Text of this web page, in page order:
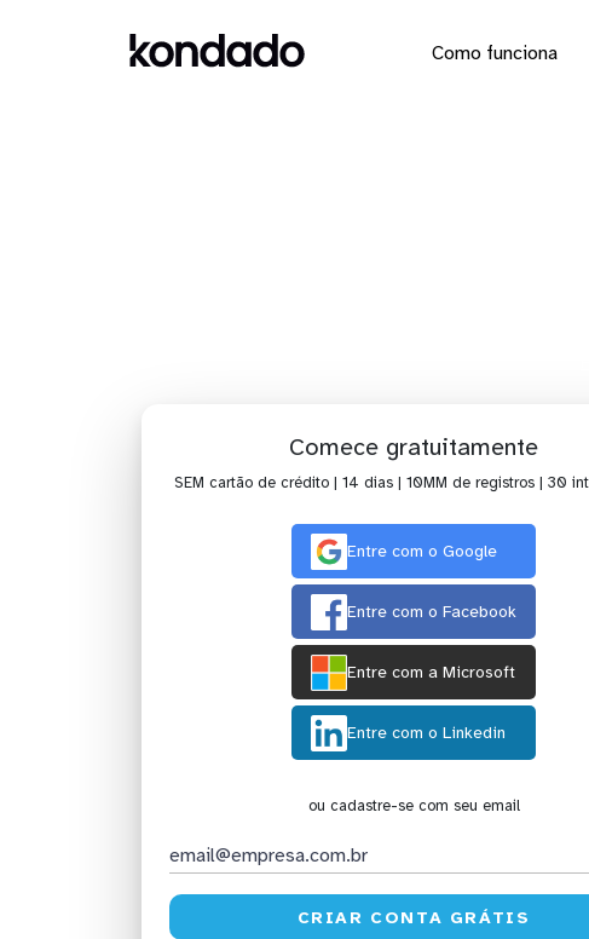
Como funciona
Comece gratuitamente
SEM cartão de crédito | 14 dias | 10MM de registros | 30
Entre com o Google
Entre com o Facebook
Entre com a Microsoft
Entre com o Linkedin
ou cadastre-se com seu email